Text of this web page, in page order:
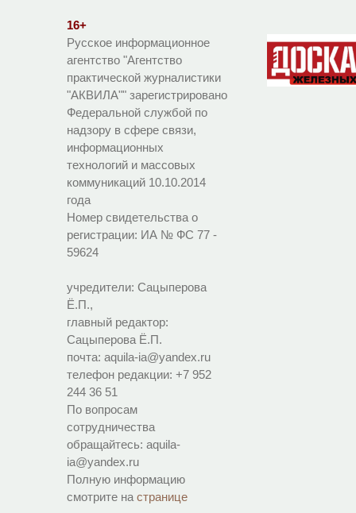
16+
Русское информационное
агентство "Агентство
практической журналистики
"АКВИЛА"" зарегистрировано
Федеральной службой по
надзору в сфере связи,
информационных
технологий и массовых
коммуникаций 10.10.2014
года
Номер свидетельства о
регистрации: ИА № ФС 77 -
59624
учредители: Сацыперова
Ё.П.,
главный редактор:
Сацыперова Ё.П.
почта: aquila-ia@yandex.ru
телефон редакции: +7 952
244 36 51
По вопросам
сотрудничества
обращайтесь: aquila-
ia@yandex.ru
Полную информацию
смотрите на странице